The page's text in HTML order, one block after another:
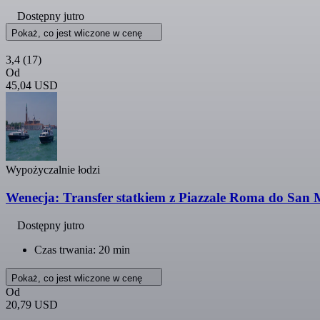
Dostępny jutro
Pokaż, co jest wliczone w cenę
3,4 (17)
Od
45,04 USD
Wypożyczalnie łodzi
Wenecja: Transfer statkiem z Piazzale Roma do San
Dostępny jutro
Czas trwania: 20 min
Pokaż, co jest wliczone w cenę
Od
20,79 USD